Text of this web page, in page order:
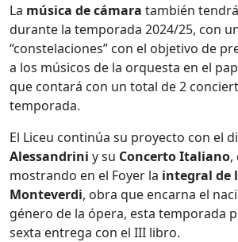
La música de cámara también
durante la temporada 2024/25, con
“constelaciones” con el objetivo de
a los músicos de la orquesta en el
que contará con un total de 2
temporada.
El Liceu continúa su proyecto con el
Alessandrini y su Concerto Italiano,
mostrando en el Foyer la integral de
Monteverdi, obra que encarna el
género de la ópera, esta temporada
sexta entrega con el III libro.